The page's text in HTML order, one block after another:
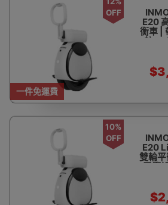
一件免運費
OFF
E20
衡車 |
航30
10%
OFF
E20
雙輪
平衝